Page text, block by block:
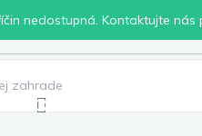
nedostupná. Kontaktujte nás